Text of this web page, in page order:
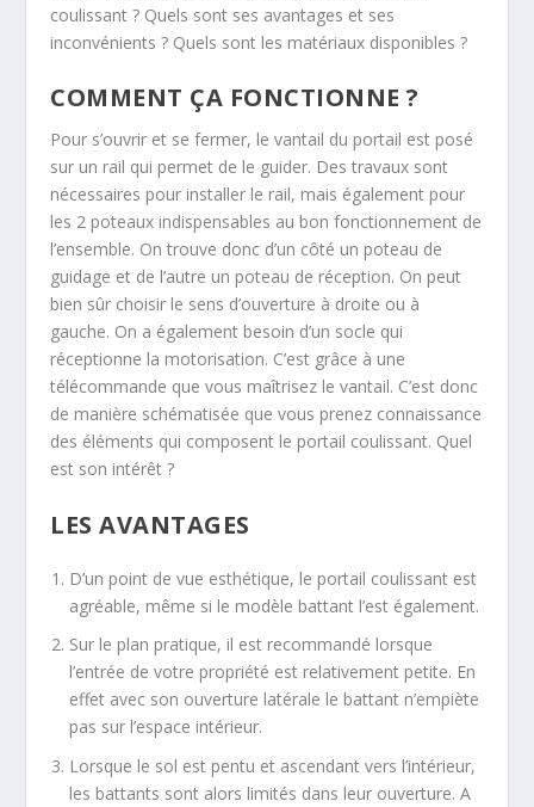
coulissant ? Quels sont ses avantages et ses
inconvénients ? Quels sont les matériaux disponibles ?
COMMENT ÇA FONCTIONNE ?
Pour s’ouvrir et se fermer, le vantail du portail est posé
sur un rail qui permet de le guider. Des travaux sont
nécessaires pour installer le rail, mais également pour
les 2 poteaux indispensables au bon fonctionnement de
l’ensemble. On trouve donc d’un côté un poteau de
guidage et de l’autre un poteau de réception. On peut
bien sûr choisir le sens d’ouverture à droite ou à
gauche. On a également besoin d’un socle qui
réceptionne la motorisation. C’est grâce à une
télécommande que vous maîtrisez le vantail. C’est donc
de manière schématisée que vous prenez connaissance
des éléments qui composent le portail coulissant. Quel
est son intérêt ?
LES AVANTAGES
D’un point de vue esthétique, le portail coulissant est
agréable, même si le modèle battant l’est également.
Sur le plan pratique, il est recommandé lorsque
l’entrée de votre propriété est relativement petite. En
effet avec son ouverture latérale le battant n’empiète
pas sur l’espace intérieur.
Lorsque le sol est pentu et ascendant vers l’intérieur,
les battants sont alors limités dans leur ouverture. A